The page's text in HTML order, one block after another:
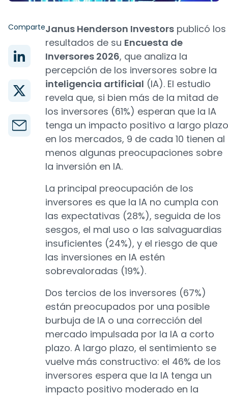
ComparteJanus Henderson Investors publicó los
resultados de su Encuesta de
Inversores 2026, que analiza la
percepción de los inversores sobre la
inteligencia artificial (IA). El estudio
revela que, si bien más de la mitad de
los inversores (61%) esperan que la IA
tenga un impacto positivo a largo plazo
en los mercados, 9 de cada 10 tienen al
menos algunas preocupaciones sobre
la inversión en IA.
La principal preocupación de los
inversores es que la IA no cumpla con
las expectativas (28%), seguida de los
sesgos, el mal uso o las salvaguardias
insuficientes (24%), y el riesgo de que
las inversiones en IA estén
sobrevaloradas (19%).
Dos tercios de los inversores (67%)
están preocupados por una posible
burbuja de IA o una corrección del
mercado impulsada por la IA a corto
plazo. A largo plazo, el sentimiento se
vuelve más constructivo: el 46% de los
inversores espera que la IA tenga un
impacto positivo moderado en la